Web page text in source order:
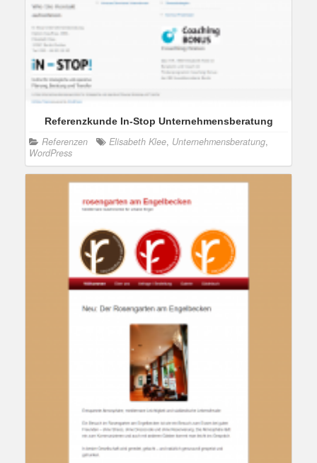
Referenzkunde In-Stop Unternehmensberatung
Referenzen Elisabeth Klee, Unternehmensberatung,
WordPress